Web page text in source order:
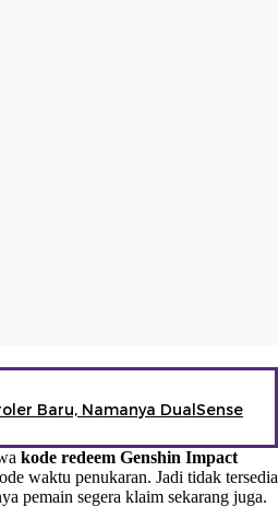
Baru, Namanya DualSense
kode redeem Genshin Impact
waktu penukaran. Jadi tidak tersedia
pemain segera klaim sekarang juga.